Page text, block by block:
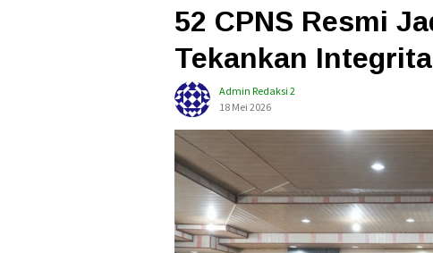
52 CPNS Resmi
Tekankan
Admin Redaksi 2
18 Mei 2026